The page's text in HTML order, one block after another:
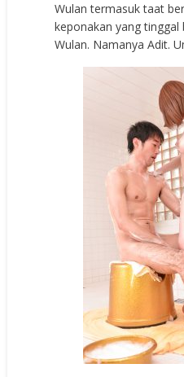
Wulan termasuk taat
keponakan yang
Wulan. Namanya Adit.